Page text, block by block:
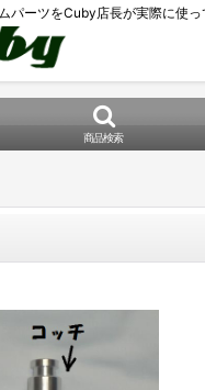
ーツをCuby店長が実際に使っ
商品検索